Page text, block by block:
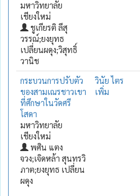
มหาวิทยาลัย
เชียงใหม่
ชูเกียรติ ลีสุ
วรรณ์;ยงยุทธ
เปลี่ยนผดุง;วิสุทธิ์
วานิช
กระบวนการปรับตัว
ของสามเณรชาวเขา
ที่ศึกษาในวัดศรี
โสดา
มหาวิทยาลัย
เชียงใหม่
พศิน แตง
จวง;เจิดหล้า สุนทรวิ
ภาต;ยงยุทธ เปลี่ยน
ผดุง
วินัย ไตร
เพิ่ม